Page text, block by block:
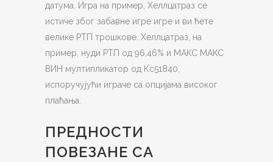
датума. Игра на пример, Хеллцатраз се
истиче због забавне игре игре и ви ћете
велике РТП трошкове. Хеллцатраз, на
пример, нуди РТП од 96,46% и МАКС МАКС
ВИН мултипликатор од Кс51840,
испоручујући играче са опцијама високог
плаћања.
ПРЕДНОСТИ
ПОВЕЗАНЕ СА